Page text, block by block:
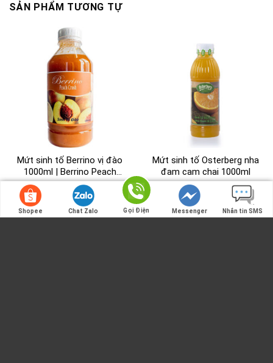
SẢN PHẨM TƯƠNG TỰ
Mứt sinh tố Berrino vị đào
1000ml | Berrino Peach
Crush
92.000VND
Mứt sinh tố Osterberg nha
đam cam chai 1000ml
135.000
VND
Shopee Chat Zalo Gọi Điện Messenger Nhắn tin SMS